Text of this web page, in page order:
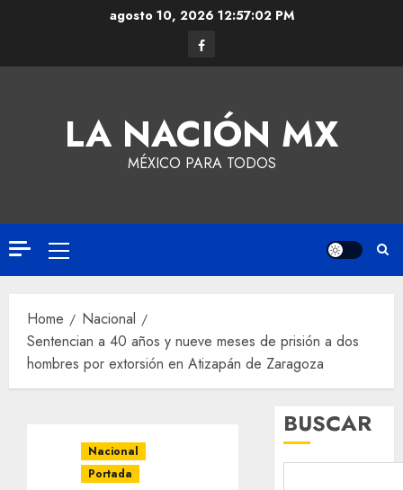
agosto 10, 2026 12:57:03 PM
LA NACIÓN MX
MÉXICO PARA TODOS
Home
Nacional
Sentencian a 40 años y nueve meses de prisión a dos
hombres por extorsión en Atizapán de Zaragoza
Nacional
Portada
BUSCAR